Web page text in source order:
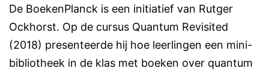
De BoekenPlanck is een initiatief van Rutger
Ockhorst. Op de cursus Quantum Revisited
(2018) presenteerde hij hoe leerlingen een mini-
bibliotheek in de klas met boeken over quantum